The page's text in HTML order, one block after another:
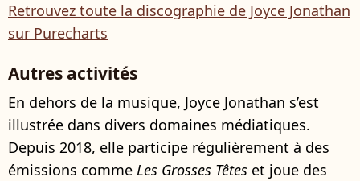
Retrouvez toute la discographie de Joyce Jonathan
sur Purecharts
Autres activités
En dehors de la musique, Joyce Jonathan s’est
illustrée dans divers domaines médiatiques.
Depuis 2018, elle participe régulièrement à des
émissions comme Les Grosses Têtes et joue des